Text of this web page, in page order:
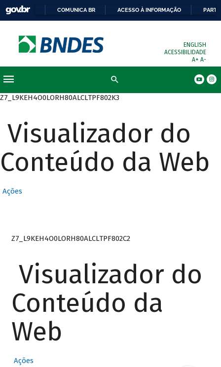
COMUNICA BR ACESSO À INFORMAÇÃO
ENGLISH
ACESSIBILIDADE
A+ A-
Z7_L9KEH4O0LORH80ALCLTPF802K3
Visualizador do
Conteúdo da Web
Ações
Z7_L9KEH4O0LORH80ALCLTPF802C2
Visualizador do
Conteúdo da
Web
Ações